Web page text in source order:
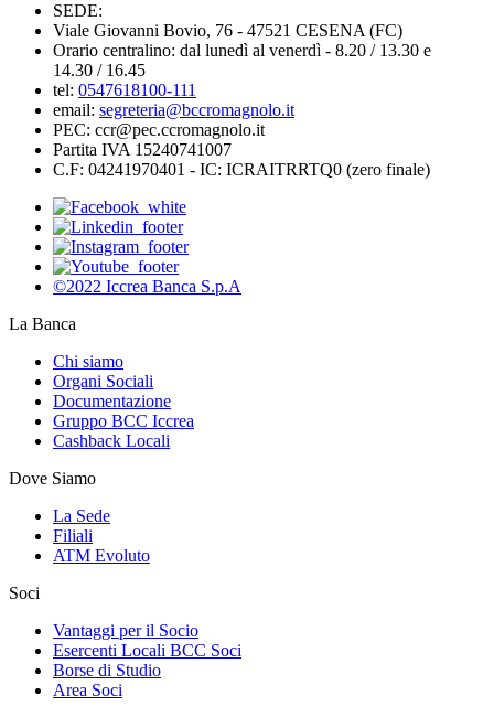
SEDE:
Viale Giovanni Bovio, 76 - 47521 CESENA (FC)
Orario centralino: dal lunedì al venerdì - 8.20 / 13.30 e
14.30 / 16.45
tel: 0547618100-111
email: segreteria@bccromagnolo.it
PEC: ccr@pec.ccromagnolo.it
Partita IVA 15240741007
C.F: 04241970401 - IC: ICRAITRRTQ0 (zero finale)
©2022 Iccrea Banca S.p.A
La Banca
Chi siamo
Organi Sociali
Documentazione
Gruppo BCC Iccrea
Cashback Locali
Dove Siamo
La Sede
Filiali
ATM Evoluto
Soci
Vantaggi per il Socio
Esercenti Locali BCC Soci
Borse di Studio
Area Soci